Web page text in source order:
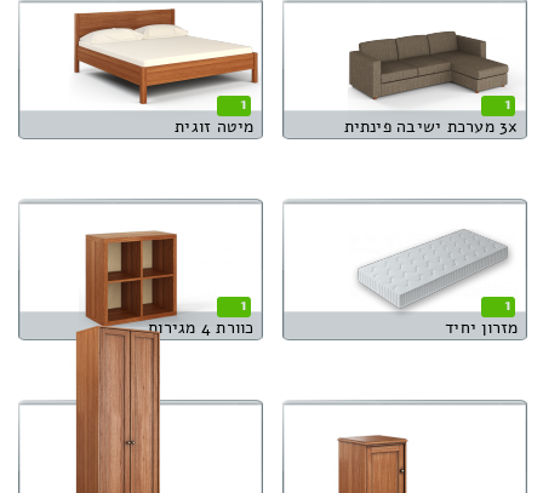
1
3x מערכת ישיבה פינתית
1
מיטה זוגית
1
מזרון יחיד
1
כוורת 4 מגירות